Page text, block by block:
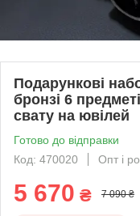
Подарункові
бронзі 6
свату на ювілей
Готово до відправки
Код: 470020
Опт і
5 670 ₴ 7 090 ₴